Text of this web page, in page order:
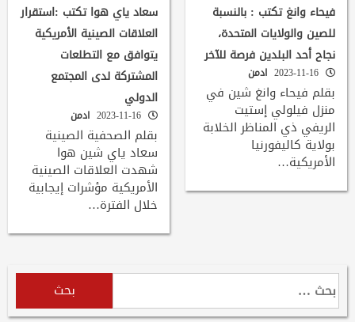
فيحاء وانغ تكتب : بالنسبة
للصين والولايات المتحدة،
نجاح أحد البلدين فرصة للآخر
ادمن
بقلم فيحاء وانغ شين في
منزل فيلولي إستيت
الريفي ذي المناظر الخلابة
بولاية كاليفورنيا
الأمريكية…
سعاد ياي هوا تكتب :استقرار
العلاقات الصينية الأمريكية
يتوافق مع التطلعات
المشتركة لدى المجتمع
الدولي
ادمن
بقلم الصحفية الصينية
سعاد ياي شين هوا
شهدت العلاقات الصينية
الأمريكية مؤشرات إيجابية
خلال الفترة…
البحث
عن: